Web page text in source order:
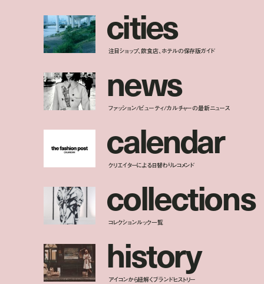
cities
注目ショップ、飲食店、ホテルの保存版ガイド
news
ファッション/ビューティ/カルチャーの最新ニュース
calendar
クリエイターによる日替わりレコメンド
collections
コレクションルック一覧
history
アイコンから紐解くブランドヒストリー